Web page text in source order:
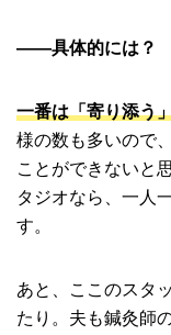
――具体的には？
一番は「寄り添う
様の数も多いので
ことができないと
タジオなら、一人
す。
あと、ここのスタ
たり。夫も鍼灸師